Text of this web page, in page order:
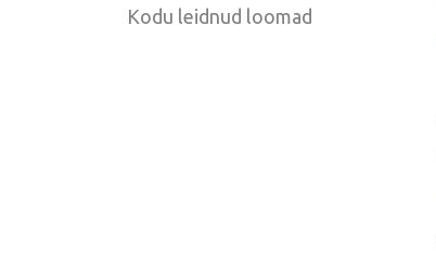
Kodu leidnud loomad